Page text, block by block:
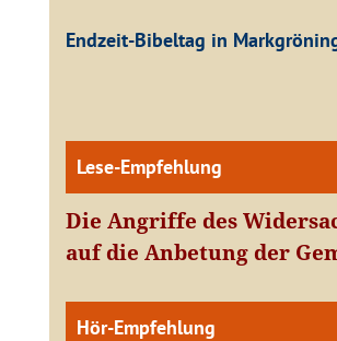
Endzeit-Bibeltag in
Lese-Empfehlung
Die Angriffe des
auf die Anbetung der
Hör-Empfehlung